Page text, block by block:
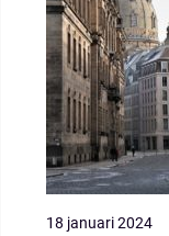
18 januari 2024